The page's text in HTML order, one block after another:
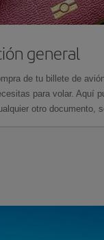
general
de tu billete de
para volar. Aquí
otro documento,